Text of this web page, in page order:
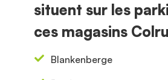
situent sur les
ces magasins
Blankenberge